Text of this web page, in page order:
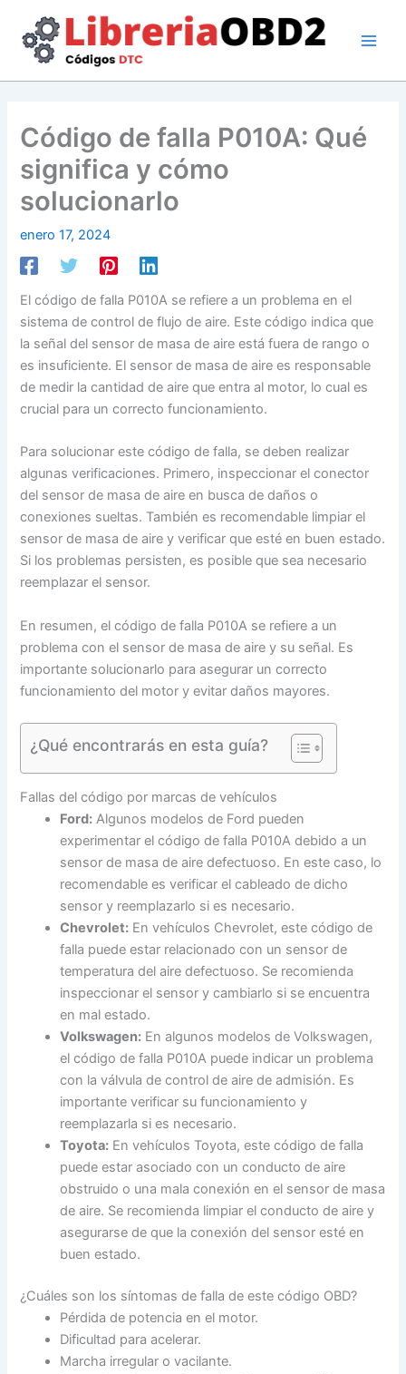
contenido
Código de falla P010A: Qué
significa y cómo
solucionarlo
enero 17, 2024
El código de falla P010A se refiere a un problema en el
sistema de control de flujo de aire. Este código indica que
la señal del sensor de masa de aire está fuera de rango o
es insuficiente. El sensor de masa de aire es responsable
de medir la cantidad de aire que entra al motor, lo cual es
crucial para un correcto funcionamiento.
Para solucionar este código de falla, se deben realizar
algunas verificaciones. Primero, inspeccionar el conector
del sensor de masa de aire en busca de daños o
conexiones sueltas. También es recomendable limpiar el
sensor de masa de aire y verificar que esté en buen estado.
Si los problemas persisten, es posible que sea necesario
reemplazar el sensor.
En resumen, el código de falla P010A se refiere a un
problema con el sensor de masa de aire y su señal. Es
importante solucionarlo para asegurar un correcto
funcionamiento del motor y evitar daños mayores.
¿Qué encontrarás en esta guía?
Fallas del código por marcas de vehículos
Ford: Algunos modelos de Ford pueden
experimentar el código de falla P010A debido a un
sensor de masa de aire defectuoso. En este caso, lo
recomendable es verificar el cableado de dicho
sensor y reemplazarlo si es necesario.
Chevrolet: En vehículos Chevrolet, este código de
falla puede estar relacionado con un sensor de
temperatura del aire defectuoso. Se recomienda
inspeccionar el sensor y cambiarlo si se encuentra
en mal estado.
Volkswagen: En algunos modelos de Volkswagen,
el código de falla P010A puede indicar un problema
con la válvula de control de aire de admisión. Es
importante verificar su funcionamiento y
reemplazarla si es necesario.
Toyota: En vehículos Toyota, este código de falla
puede estar asociado con un conducto de aire
obstruido o una mala conexión en el sensor de masa
de aire. Se recomienda limpiar el conducto de aire y
asegurarse de que la conexión del sensor esté en
buen estado.
¿Cuáles son los síntomas de falla de este código OBD?
Pérdida de potencia en el motor.
Dificultad para acelerar.
Marcha irregular o vacilante.